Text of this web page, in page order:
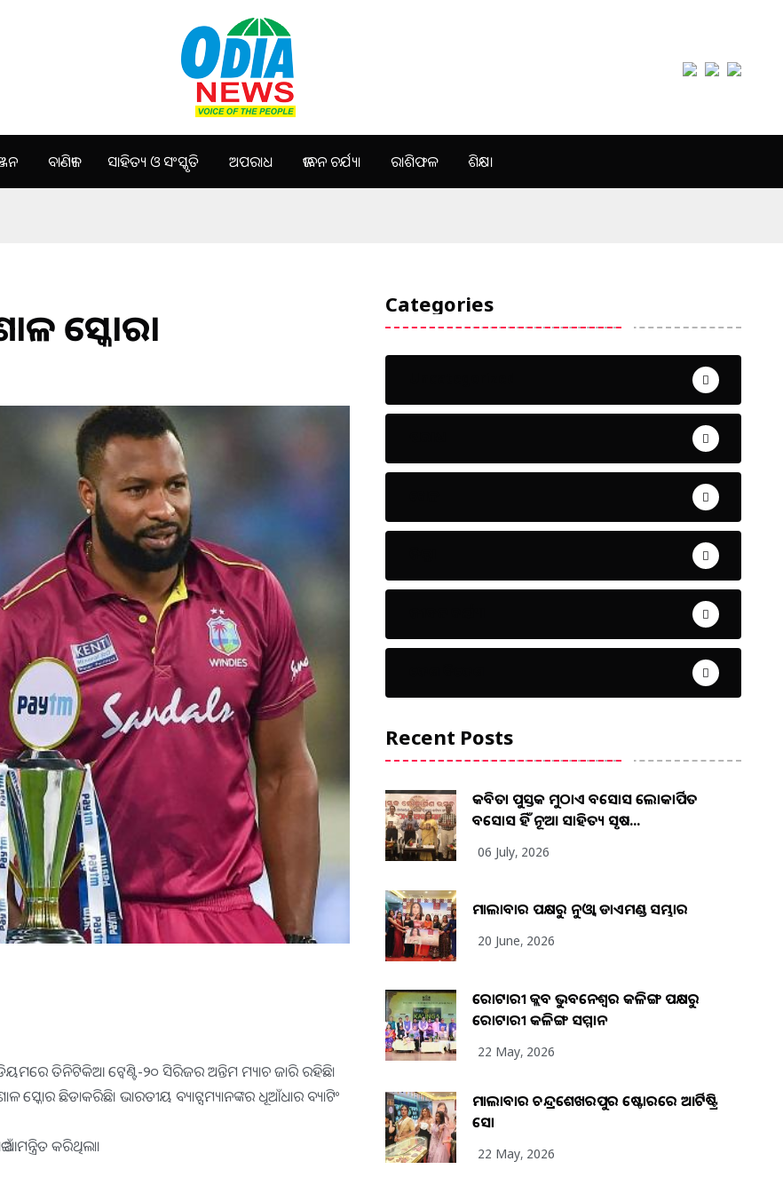
ବାଣିଜ୍ୟ ସାହିତ୍ୟ ଓ ସଂସ୍କୃତି ଅପରାଧ ଜୀବନ ଚର୍ଯ୍ୟା ରାଶିଫଳ ଶିକ୍ଷା
ସ୍କୋର।
ତିନିଟିକିଆ ଟ୍ବେଣ୍ଟି-୨୦ ସିରିଜର ଅନ୍ତିମ ମ୍ୟାଚ ଜାରି ରହିଛି।
ସ୍କୋର ଛିଡାକରିଛି। ଭାରତୀୟ ବ୍ୟାଟ୍ସମ୍ୟାନଙ୍କର ଧୂଆଁଧାର ବ୍ୟାଟିଂ
କରିଥିଲା।
Categories
Recent Posts
କବିତା ପୁସ୍ତକ ମୁଠାଏ ଅବସୋସ ଲୋକାର୍ପିତ
ଅବସୋସ ହିଁ ନୂଆ ସାହିତ୍ୟ ସୃଷ...
06 July, 2026
ମାଲାବାର ପକ୍ଷରୁ ନୁଓ୍ବା ଡାଏମଣ୍ଡ ସମ୍ଭାର
20 June, 2026
ରୋଟାରୀ କ୍ଲବ ଭୁବନେଶ୍ୱର କଳିଙ୍ଗ ପକ୍ଷରୁ
ରୋଟାରୀ କଳିଙ୍ଗ ସମ୍ମାନ
22 May, 2026
ମାଲାବାର ଚନ୍ଦ୍ରଶେଖରପୁର ଷ୍ଟୋରରେ ଆର୍ଟିଷ୍ଟ୍ରି
ସୋ
22 May, 2026